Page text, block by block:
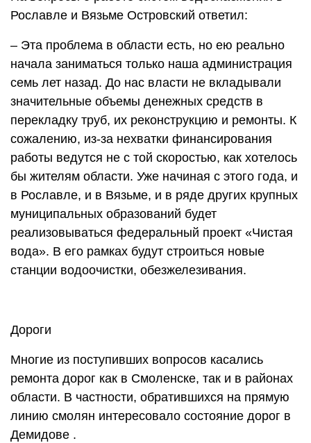
Рославле и Вязьме Островский ответил:
– Эта проблема в области есть, но ею реально
начала заниматься только наша администрация
семь лет назад. До нас власти не вкладывали
значительные объемы денежных средств в
перекладку труб, их реконструкцию и ремонты. К
сожалению, из-за нехватки финансирования
работы ведутся не с той скоростью, как хотелось
бы жителям области. Уже начиная с этого года, и
в Рославле, и в Вязьме, и в ряде других крупных
муниципальных образований будет
реализовываться федеральный проект «Чистая
вода». В его рамках будут строиться новые
станции водоочистки, обезжелезивания.
Дороги
Многие из поступивших вопросов касались
ремонта дорог как в Смоленске, так и в районах
области. В частности, обратившихся на прямую
линию смолян интересовало состояние дорог в
Демидове .